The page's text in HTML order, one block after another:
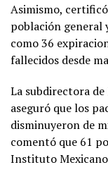
Asimismo,
población general
como 36
fallecidos desde
La subdirectora
aseguró que los
disminuyeron de
comentó que 61
Instituto Mexicano